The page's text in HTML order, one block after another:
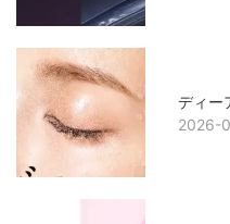
ディー
2026-